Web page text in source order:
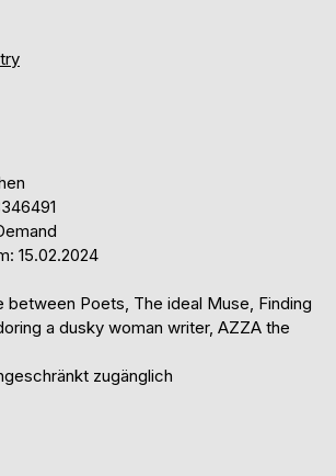
15.02.2024
between Poets, The ideal Muse, Finding
a dusky woman writer, AZZA the
zugänglich